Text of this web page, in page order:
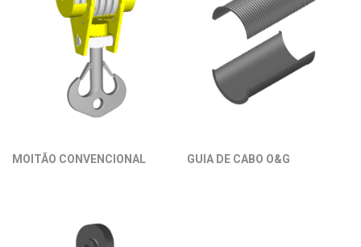
MOITÃO CONVENCIONAL GUIA DE CABO O&G